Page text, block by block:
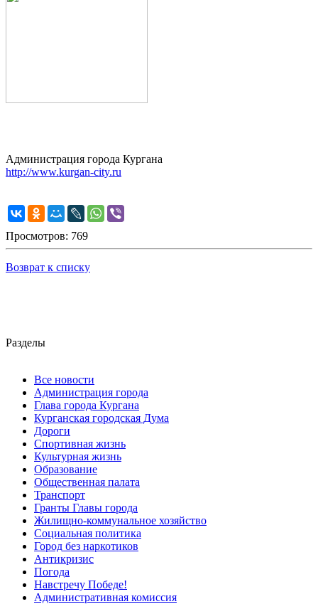
Администрация города Кургана
http://www.kurgan-city.ru
Просмотров: 769
Возврат к списку
Разделы
Все новости
Администрация города
Глава города Кургана
Курганская городская Дума
Дороги
Спортивная жизнь
Культурная жизнь
Образование
Общественная палата
Транспорт
Гранты Главы города
Жилищно-коммунальное хозяйство
Социальная политика
Город без наркотиков
Антикризис
Погода
Навстречу Победе!
Административная комиссия